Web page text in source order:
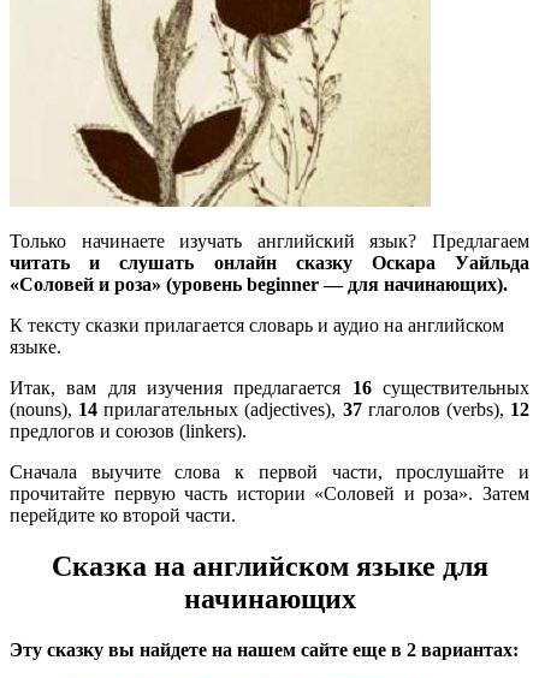
Только начинаете изучать английский язык? Предлагаем
читать и слушать онлайн сказку Оскара Уайльда
«Соловей и роза» (уровень beginner — для начинающих).
К тексту сказки прилагается словарь и аудио на английском
языке.
Итак, вам для изучения предлагается 16существительных
(nouns), 14прилагательных (adjectives), 37 глаголов (verbs), 12
предлогов и союзов (linkers).
Сначала выучите слова к первой части, прослушайте и
прочитайте первую часть истории «Соловей и роза». Затем
перейдите ко второй части.
Сказка на английском языке для
начинающих
Эту сказку вы найдете на нашем сайте еще в 2 вариантах: